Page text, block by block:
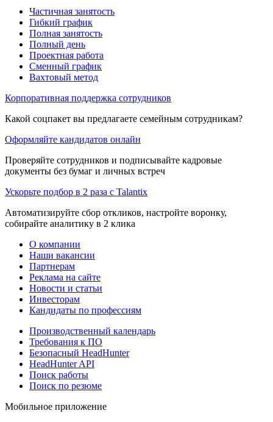
Частичная занятость
Гибкий график
Полная занятость
Полный день
Проектная работа
Сменный график
Вахтовый метод
Корпоративная поддержка сотрудников
Какой соцпакет вы предлагаете семейным сотрудникам?
Оформляйте кандидатов онлайн
Проверяйте сотрудников и подписывайте кадровые
документы без бумаг и личных встреч
Ускорьте подбор в 2 раза с Talantix
Автоматизируйте сбор откликов, настройте воронку,
собирайте аналитику в 2 клика
О компании
Наши вакансии
Партнерам
Реклама на сайте
Новости и статьи
Инвесторам
Кандидаты по профессиям
Производственный календарь
Требования к ПО
Безопасный HeadHunter
HeadHunter API
Поиск работы
Поиск по резюме
Мобильное приложение